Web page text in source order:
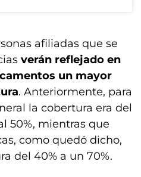
afiliadas que se
verán reflejado en
un mayor
. Anteriormente, para
la cobertura era del
50%, mientras que
como quedó dicho,
del 40% a un 70%.